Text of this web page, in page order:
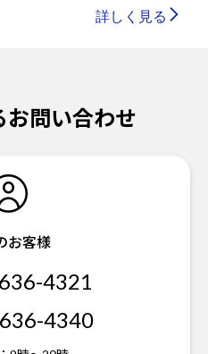
詳しく見る
お問い合わせ
お客様
4321
4340